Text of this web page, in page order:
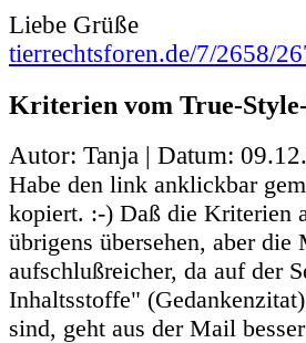
Liebe Grüße
tierrechtsforen.de/7/2658/
Kriterien vom True-
Autor: Tanja | Datum:
Habe den link anklickbar
kopiert. :-) Daß die Kriterien
übrigens übersehen, aber
aufschlußreicher, da auf der
Inhaltsstoffe"
sind, geht aus der Mail